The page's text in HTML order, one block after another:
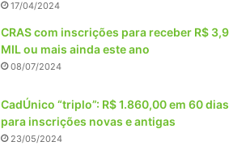
17/04/2024
CRAS com inscrições para receber R$ 3,9
MIL ou mais ainda este ano
08/07/2024
CadÚnico “triplo”: R$ 1.860,00 em 60 dias
para inscrições novas e antigas
23/05/2024